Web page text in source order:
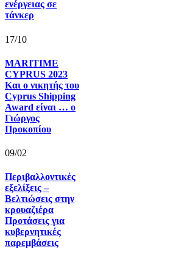
ενέργειας σε
τάνκερ
17/10
MARITIME
CYPRUS 2023
Και ο νικητής του
Cyprus Shipping
Award είναι … ο
Γιώργος
Προκοπίου
09/02
Περιβαλλοντικές
εξελίξεις –
Βελτιώσεις στην
κρουαζιέρα
Προτάσεις για
κυβερνητικές
παρεμβάσεις